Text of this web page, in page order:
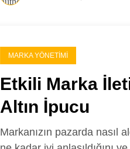
MARKA YÖNETIMI
Etkili Marka
Altın İpucu
Markanızın pazarda nasıl